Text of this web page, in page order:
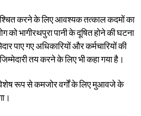
करने के लिए आवश्यक तत्काल कदमों का
भागीरथपुरा पानी के दूषित होने की घटना
पाए गए अधिकारियों और कर्मचारियों की
तय करने के लिए भी कहा गया है।
विशेष रूप से कमजोर वर्गों के लिए मुआवजे के